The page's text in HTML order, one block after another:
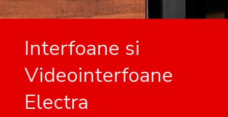
Interfoane si
Videointerfoane
Electra